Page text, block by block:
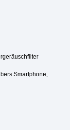
Smartphone,